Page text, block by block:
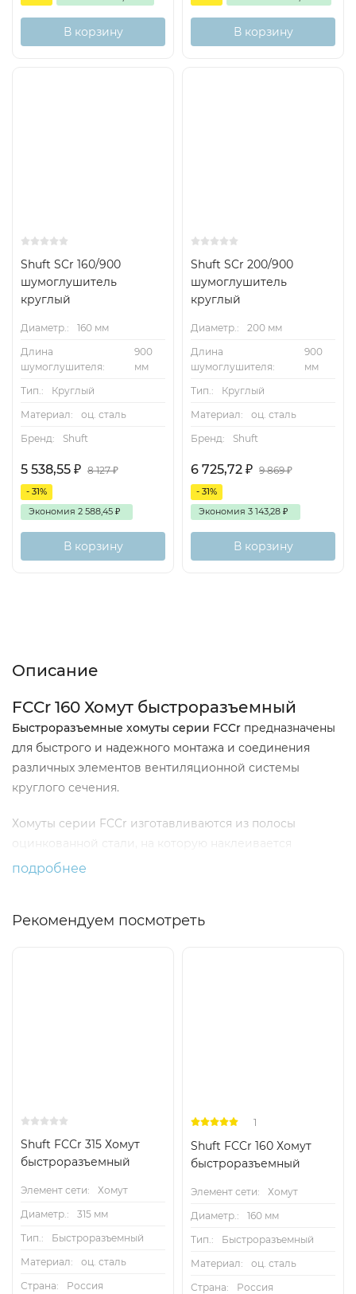
В корзину В корзину
Shuft SCr 160/900
шумоглушитель
круглый
Диаметр.:
160 мм
Длина
шумоглушителя:
900
мм
Тип.:
Круглый
Материал:
оц. сталь
Бренд:
Shuft
5 538,55 ₽ 8 127₽
- 31%
Экономия 2 588,45 ₽
В корзину
Shuft SCr 200/900
шумоглушитель
круглый
Диаметр.:
200 мм
Длина
шумоглушителя:
900
мм
Тип.:
Круглый
Материал:
оц. сталь
Бренд:
Shuft
6 725,72 ₽ 9 869₽
- 31%
Экономия 3 143,28 ₽
В корзину
Описание
FCCr 160 Хомут быстроразъемный
Быстроразъемные хомуты серии FCCr предназначены
для быстрого и надежного монтажа и соединения
различных элементов вентиляционной системы
круглого сечения.
Хомуты cерии FCCr изготавливаются из полосы
оцинкованной стали, на которую наклеивается
микропористая резина толщиной 10 мм для улучшения
Назначение
микропористой резиной толщиной 10 мм.
Преимущества
Повышает герметичность соединений и уменьшает
вентиляционную
систему.
Массо-габаритные характеристики
подробнее
Рекомендуем посмотреть
Shuft FCCr 315 Хомут
быстроразъемный
Элемент сети:
Хомут
Диаметр.:
315 мм
Тип.:
Быстроразъемный
Материал:
оц. сталь
Страна:
Россия
1
Shuft FCCr 160 Хомут
быстроразъемный
Элемент сети:
Хомут
Диаметр.:
160 мм
Тип.:
Быстроразъемный
Материал:
оц. сталь
Страна:
Россия